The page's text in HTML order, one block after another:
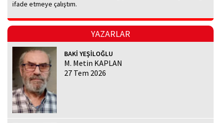
ifade etmeye çalıştım.
YAZARLAR
BAKİ YEŞİLOĞLU
M. Metin KAPLAN
27 Tem 2026